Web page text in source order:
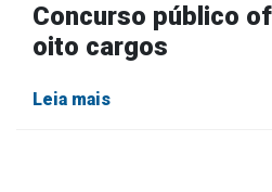
Concurso público
oito cargos
Leia mais